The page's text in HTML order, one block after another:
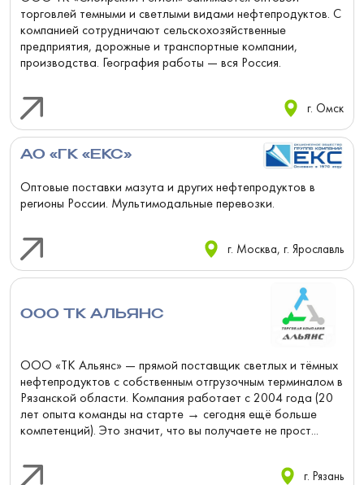
торговлей темными и светлыми видами нефтепродуктов. С
компанией сотрудничают сельскохозяйственные
предприятия, дорожные и транспортные компании,
производства. География работы — вся Россия.
г. Омск
АО «ГК «ЕКС»
Оптовые поставки мазута и других нефтепродуктов в
регионы России. Мультимодальные перевозки.
г. Москва, г. Ярославль
ООО ТК АЛЬЯНС
ООО «ТК Альянс» — прямой поставщик светлых и тёмных
нефтепродуктов с собственным отгрузочным терминалом в
Рязанской области. Компания работает с 2004 года (20
лет опыта команды на старте → сегодня ещё больше
компетенций). Это значит, что вы получаете не прост...
г. Рязань